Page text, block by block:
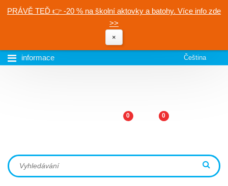
PRÁVĚ TEĎ 👉 -20 % na školní aktovky a batohy. Více info zde
>>
×
informace Čeština
0 0